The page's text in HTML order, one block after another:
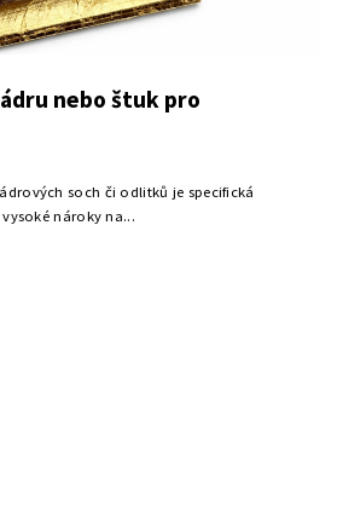
nebo štuk pro
soch či odlitků je specifická
nároky na...